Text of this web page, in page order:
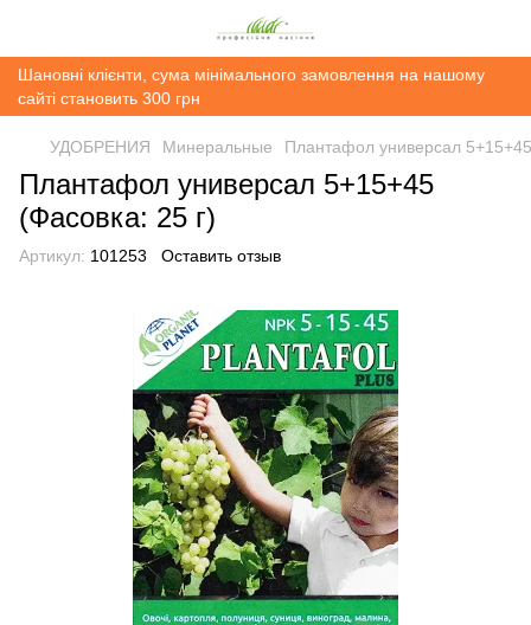
Шановні клієнти, сума мінімального замовлення на нашому
сайті становить 300 грн
УДОБРЕНИЯ Минеральные Плантафол универсал
Плантафол универсал 5+15+45
(Фасовка: 25 г)
Артикул: 101253 Оставить отзыв